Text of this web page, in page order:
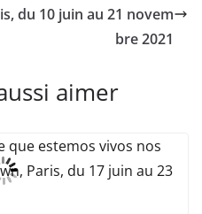
du 10 juin au 21 novem
bre 2021
aimer